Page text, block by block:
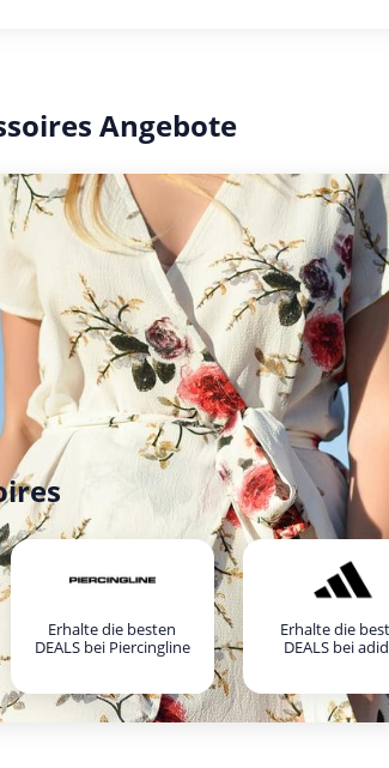
Angebote
Erhalte die besten
DEALS bei Piercingline
Erhalte die
DEALS bei